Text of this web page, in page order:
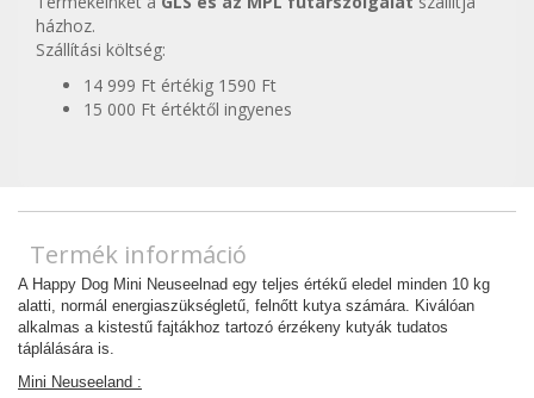
házhoz.
Szállítási költség:
14 999 Ft értékig 1590 Ft
15 000 Ft értéktől ingyenes
Termék információ
A Happy Dog Mini Neuseelnad egy teljes értékű eledel minden 10 kg
alatti, normál energiaszükségletű, felnőtt kutya számára. Kiválóan
alkalmas a kistestű fajtákhoz tartozó érzékeny kutyák tudatos
táplálására is.
Mini Neuseeland :